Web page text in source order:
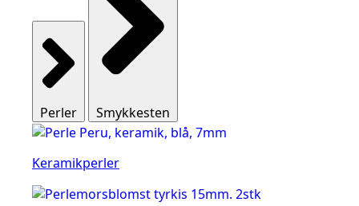
Perler Smykkesten
Keramikperler